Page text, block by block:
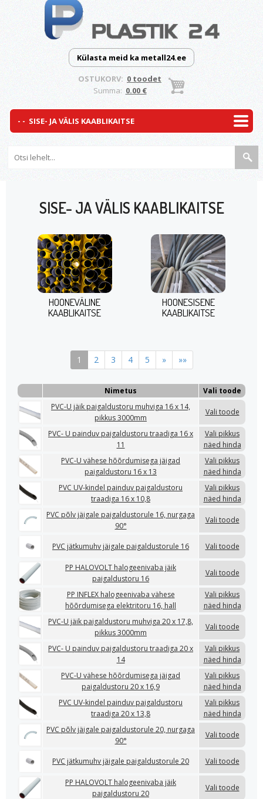
Külasta meid ka metall24.ee
OSTUKORV: 0 toodet
Summa: 0.00 €
SISE- JA VÄLIS KAABLIKAITSE
HOONEVÄLINE
KAABLIKAITSE
HOONESISENE
KAABLIKAITSE
1 2 3 4 5 » »»
Nimetus
Vali toode
PVC-U jäik paigaldustoru muhviga 16 x 14,
pikkus 3000mm
Vali toode
PVC- U painduv paigaldustoru traadiga 16 x
11
Vali pikkus
näed hinda
PVC-U vähese hõõrdumisega jäigad
paigaldustoru 16 x 13
Vali pikkus
näed hinda
PVC UV-kindel painduv paigaldustoru
traadiga 16 x 10,8
Vali pikkus
näed hinda
PVC põlv jäigale paigaldustorule 16, nurgaga
90°
Vali toode
PVC jätkumuhv jäigale paigaldustorule 16 Vali toode
PP HALOVOLT halogeenivaba jäik
paigaldustoru 16
Vali toode
PP INFLEX halogeenivaba vähese
hõõrdumisega elektritoru 16, hall
Vali pikkus
näed hinda
PVC-U jäik paigaldustoru muhviga 20 x 17,8,
pikkus 3000mm
Vali toode
PVC- U painduv paigaldustoru traadiga 20 x
14
Vali pikkus
näed hinda
PVC-U vähese hõõrdumisega jäigad
paigaldustoru 20 x 16,9
Vali pikkus
näed hinda
PVC UV-kindel painduv paigaldustoru
traadiga 20 x 13,8
Vali pikkus
näed hinda
PVC põlv jäigale paigaldustorule 20, nurgaga
90°
Vali toode
PVC jätkumuhv jäigale paigaldustorule 20 Vali toode
PP HALOVOLT halogeenivaba jäik
paigaldustoru 20
Vali toode